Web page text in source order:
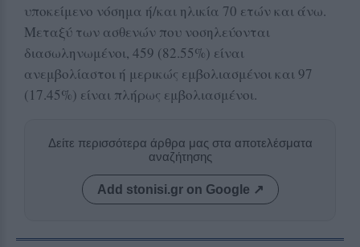
υποκείμενο νόσημα ή/και ηλικία 70 ετών και άνω.
Μεταξύ των ασθενών που νοσηλεύονται
διασωληνωμένοι, 459 (82.55%) είναι
ανεμβολίαστοι ή μερικώς εμβολιασμένοι και 97
(17.45%) είναι πλήρως εμβολιασμένοι.
Δείτε περισσότερα άρθρα μας στα αποτελέσματα
αναζήτησης
Add stonisi.gr on Google ↗